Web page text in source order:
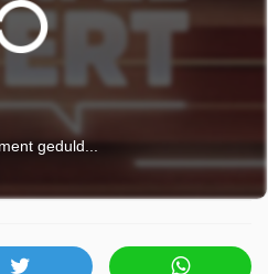
geduld...